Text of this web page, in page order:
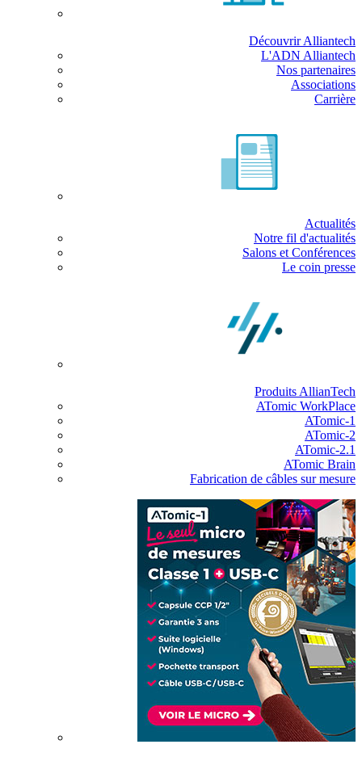
Découvrir Alliantech
L'ADN Alliantech
Nos partenaires
Associations
Carrière
Actualités
Notre fil d'actualités
Salons et Conférences
Le coin presse
Produits AllianTech
ATomic WorkPlace
ATomic-1
ATomic-2
ATomic-2.1
ATomic Brain
Fabrication de câbles sur mesure